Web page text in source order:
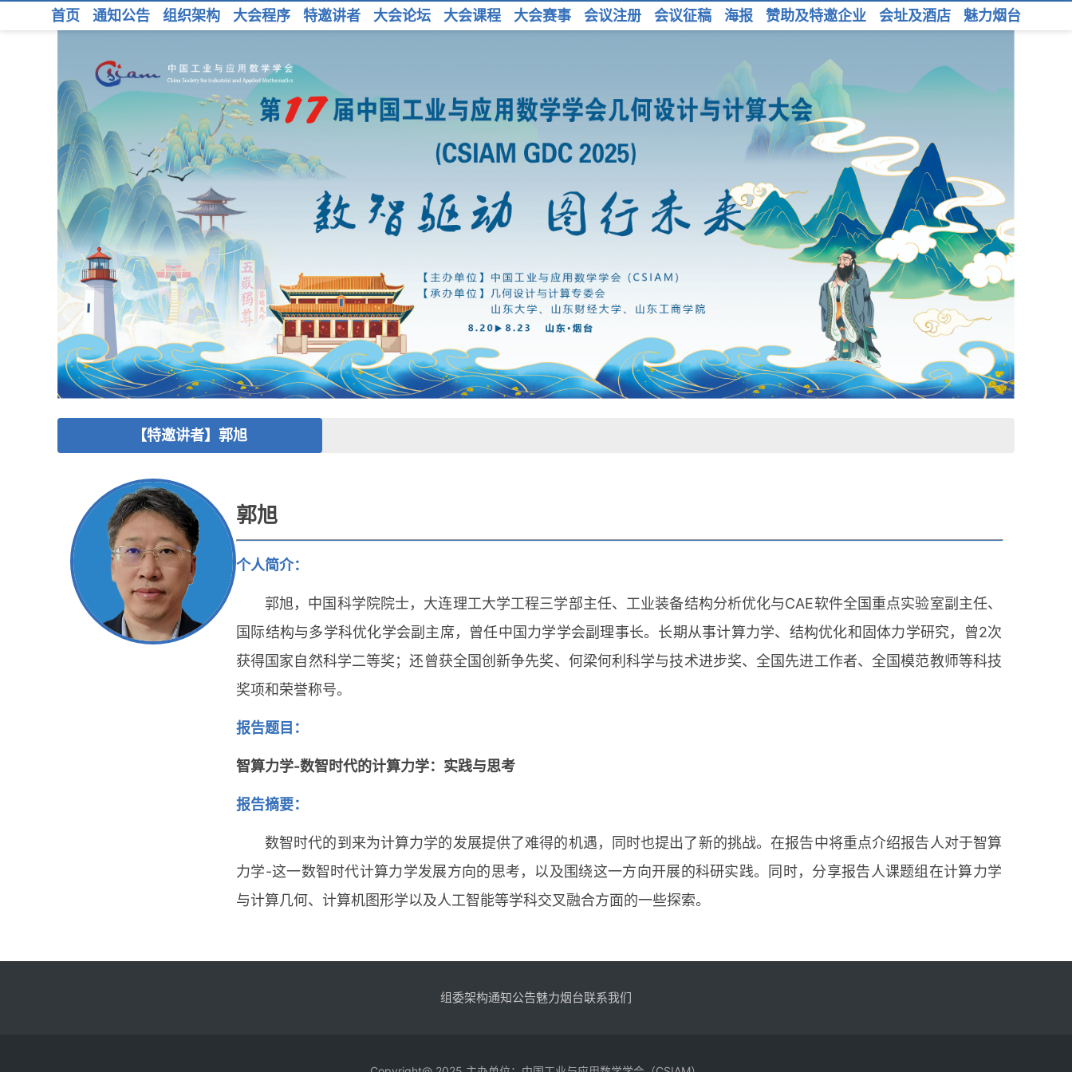
首页 通知公告 组织架构 大会程序 特邀讲者 大会论坛 大会课程 大会赛事 会议注册 会议征稿 海报 赞助及特邀企业 会址及酒店 魅力烟台
【特邀讲者】郭旭
郭旭
个人简介：
郭旭，中国科学院院士，大连理工大学工程三学部主任、工业装备结构分析优化与CAE软件全国重点实验室副主任、
国际结构与多学科优化学会副主席，曾任中国力学学会副理事长。长期从事计算力学、结构优化和固体力学研究，曾2次
获得国家自然科学二等奖；还曾获全国创新争先奖、何梁何利科学与技术进步奖、全国先进工作者、全国模范教师等科技
奖项和荣誉称号。
报告题目：
智算力学-数智时代的计算力学：实践与思考
报告摘要：
数智时代的到来为计算力学的发展提供了难得的机遇，同时也提出了新的挑战。在报告中将重点介绍报告人对于智算
力学-这一数智时代计算力学发展方向的思考，以及围绕这一方向开展的科研实践。同时，分享报告人课题组在计算力学
与计算几何、计算机图形学以及人工智能等学科交叉融合方面的一些探索。
组委架构通知公告魅力烟台联系我们